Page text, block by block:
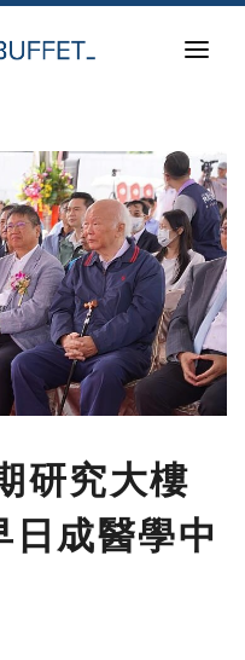
研究大樓
成醫學中